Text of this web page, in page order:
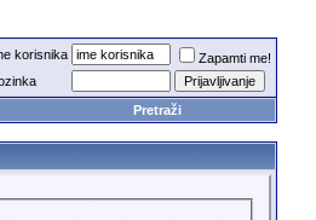
korisnika
Zapamti me!
Pretraži